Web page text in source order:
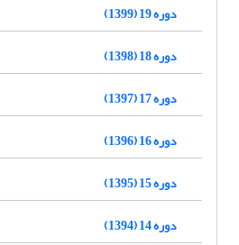
دوره 19 (1399)
دوره 18 (1398)
دوره 17 (1397)
دوره 16 (1396)
دوره 15 (1395)
دوره 14 (1394)